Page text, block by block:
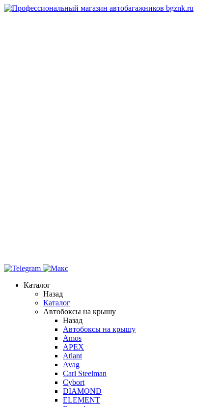
Каталог
Назад
Каталог
Автобоксы на крышу
Назад
Автобоксы на крышу
Amos
APEX
Atlant
Avag
Carl Steelman
Cybort
DIAMOND
ELEMENT